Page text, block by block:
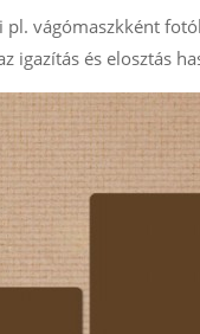
pl. vágómaszkként
igazítás és elosztás